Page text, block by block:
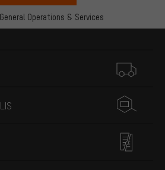
General Operations & Services